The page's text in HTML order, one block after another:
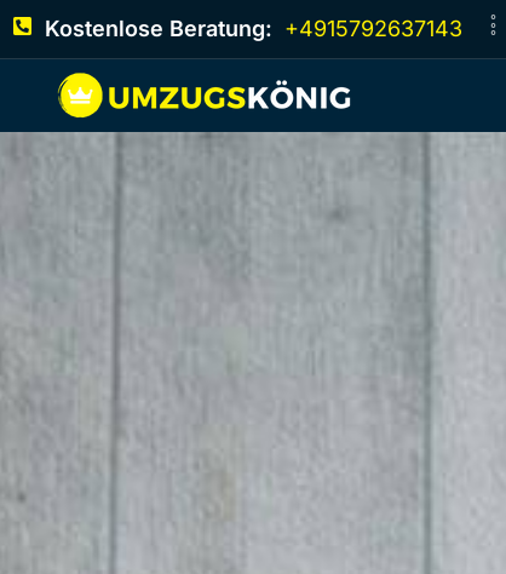
Kostenlose Beratung: +4915792637143